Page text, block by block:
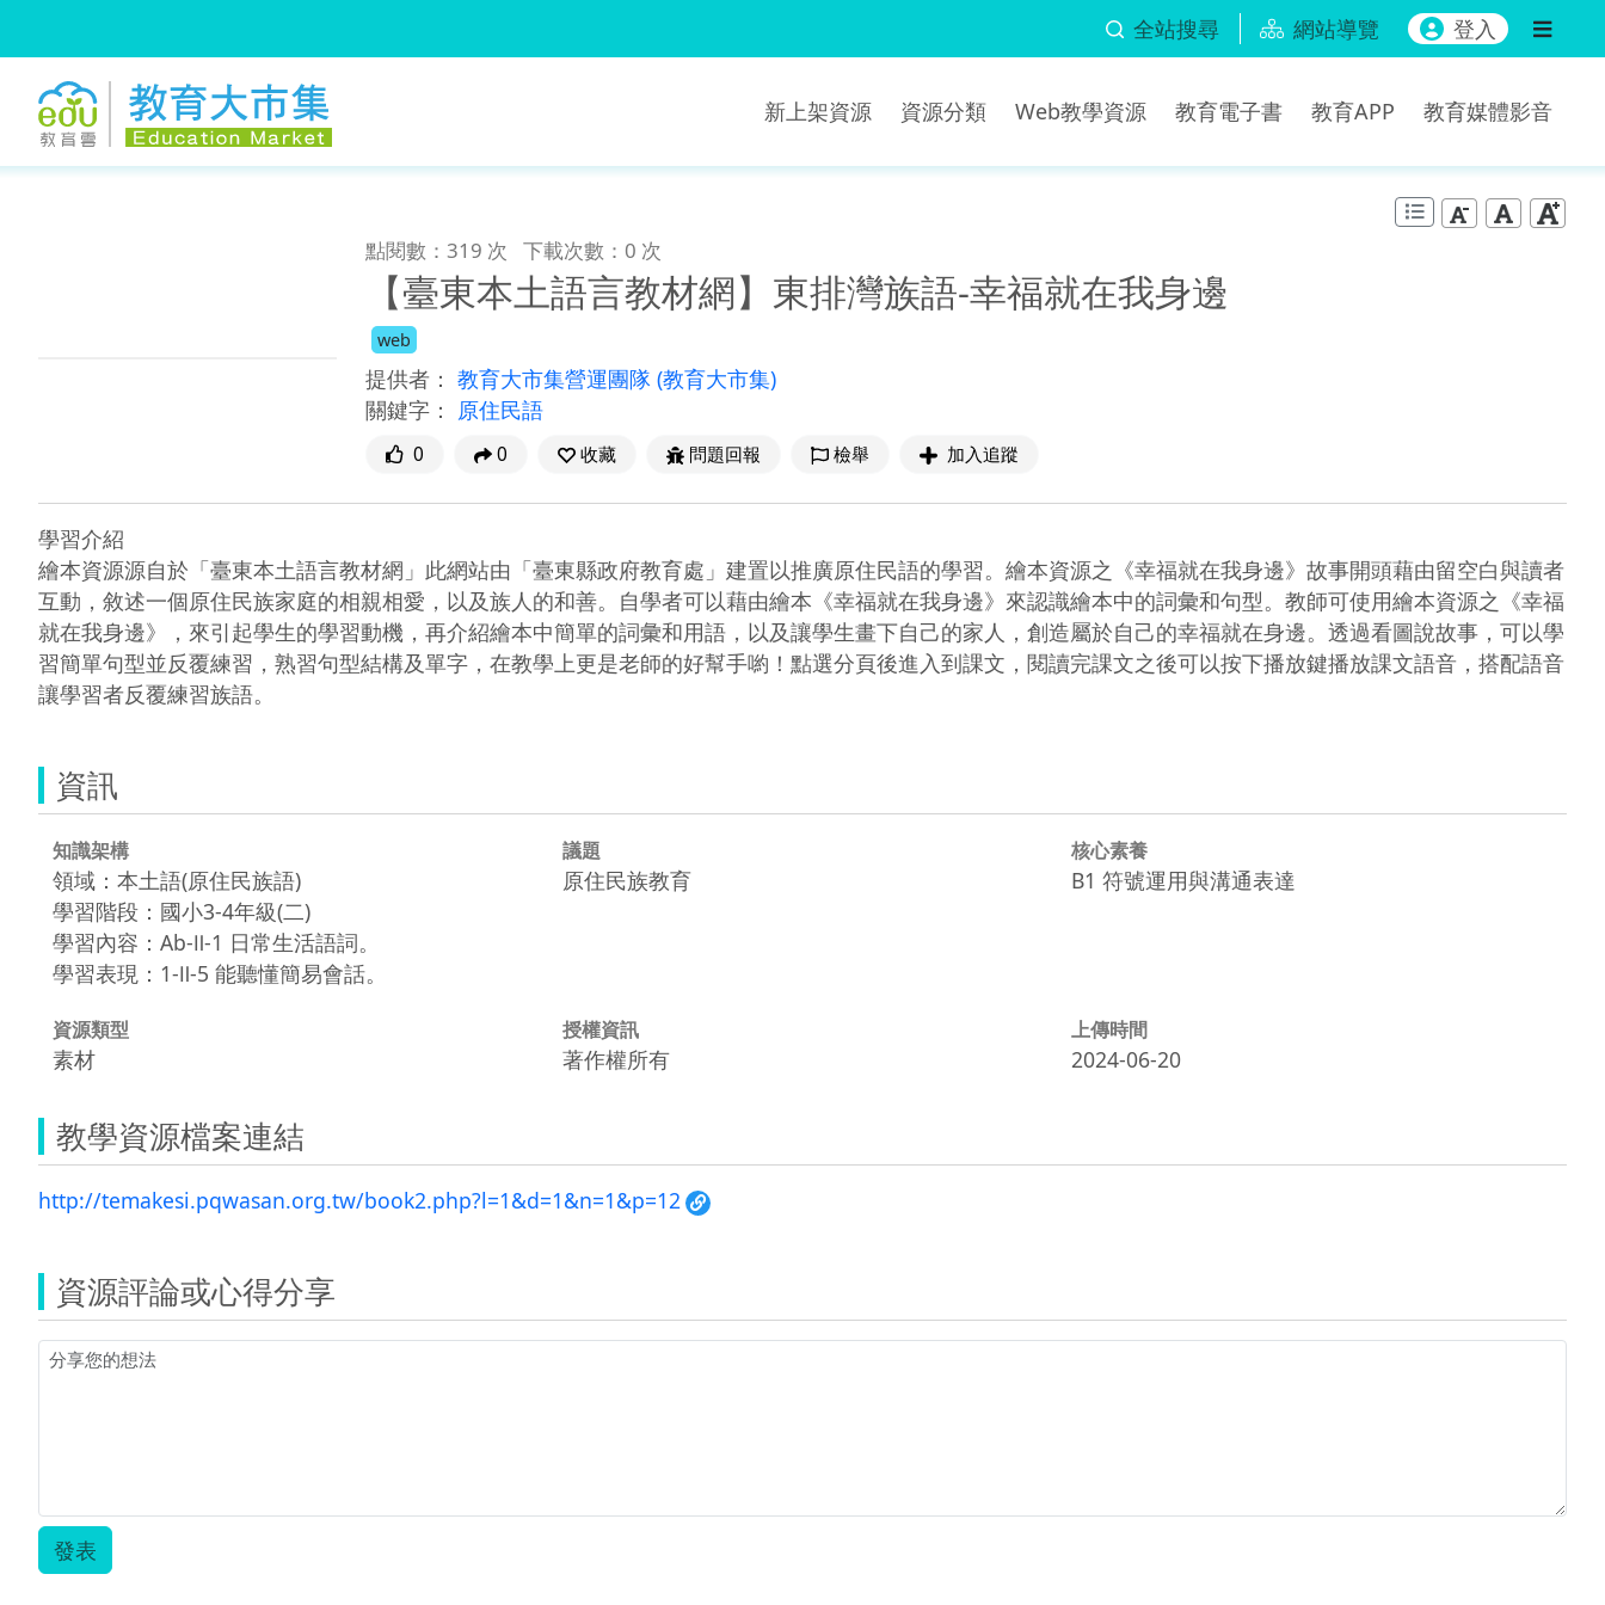
全站搜尋 網站導覽 登入
新上架資源 資源分類 Web教學資源 教育電子書 教育APP 教育媒體影音
點閱數：319 次 下載次數：0 次
【臺東本土語言教材網】東排灣族語-幸福就在我身邊
web
提供者： 教育大市集營運團隊 (教育大市集)
關鍵字：
原住民語
0 0 收藏 問題回報 檢舉 加入追蹤
學習介紹
繪本資源源自於「臺東本土語言教材網」此網站由「臺東縣政府教育處」建置以推廣原住民語的學習。繪本資源之《幸福就在我身邊》故事開頭藉由留空白與讀者
互動，敘述一個原住民族家庭的相親相愛，以及族人的和善。自學者可以藉由繪本《幸福就在我身邊》來認識繪本中的詞彙和句型。教師可使用繪本資源之《幸福
就在我身邊》，來引起學生的學習動機，再介紹繪本中簡單的詞彙和用語，以及讓學生畫下自己的家人，創造屬於自己的幸福就在身邊。透過看圖說故事，可以學
習簡單句型並反覆練習，熟習句型結構及單字，在教學上更是老師的好幫手喲！點選分頁後進入到課文，閱讀完課文之後可以按下播放鍵播放課文語音，搭配語音
讓學習者反覆練習族語。
資訊
知識架構
領域：本土語(原住民族語)
學習階段：國小3-4年級(二)
學習內容：Ab-Ⅱ-1 日常生活語詞。
學習表現：1-Ⅱ-5 能聽懂簡易會話。
議題
原住民族教育
核心素養
B1 符號運用與溝通表達
資源類型
素材
授權資訊
著作權所有
上傳時間
2024-06-20
教學資源檔案連結
http://temakesi.pqwasan.org.tw/book2.php?l=1&d=1&n=1&p=12
資源評論或心得分享
發表